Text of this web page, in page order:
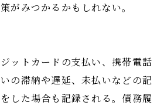
がみつかるかもしれない。
ットカードの支払い、携帯電話
の滞納や遅延、未払いなどの記
した場合も記録される。債務履